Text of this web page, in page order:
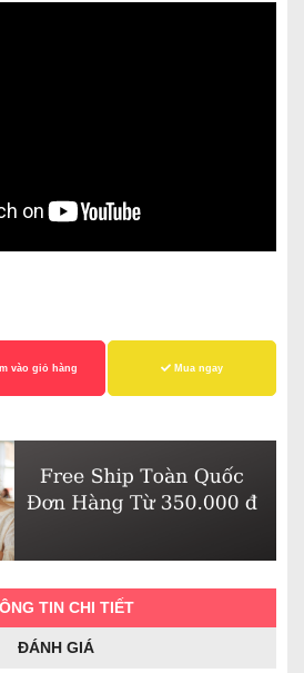
vào giỏ hàng Mua ngay
TIN CHI TIẾT
ĐÁNH GIÁ